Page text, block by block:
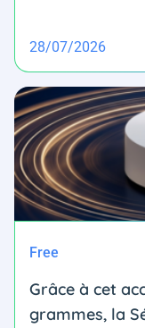
28/07/2026
Free
Grâce à cet
grammes, la